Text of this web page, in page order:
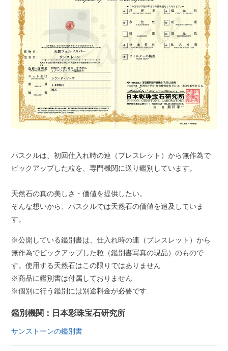
パスクルは、初回仕入れ時の連（ブレスレット）から無作為で
ピックアップした粒を、専門機関に送り鑑別しています。
天然石の真の美しさ・価値を提供したい。
そんな想いから、パスクルでは天然石の価値を追及していま
す。
※公開している鑑別書は、仕入れ時の連（ブレスレット）から
無作為でピックアップした粒（鑑別書写真の現品）のもので
す。使用する天然石はこの限りではありません
※商品に鑑別書は付属しておりません
※個別に行う鑑別には別途料金が必要です
鑑別機関：日本彩珠宝石研究所
サンストーンの鑑別書